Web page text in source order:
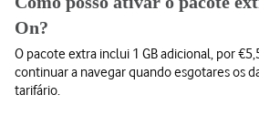
On?
O pacote extra inclui 1 GB adicional, por
continuar a navegar quando esgotares os
tarifário.